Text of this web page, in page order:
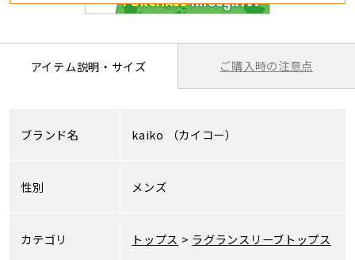
アイテム説明・サイズ ご購入時の注意点
ブランド名 kaiko （カイコー）
性別 メンズ
カテゴリ トップス > ラグランスリーブトップス